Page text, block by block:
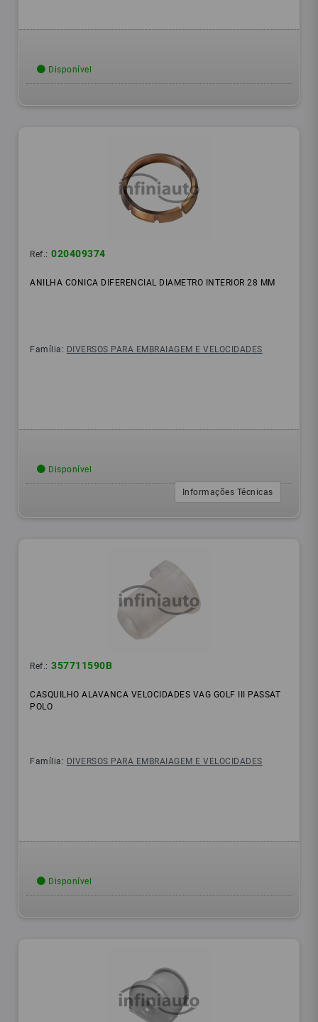
Disponível
Ref.: 020409374
ANILHA CONICA DIFERENCIAL DIAMETRO INTERIOR 28 MM
Família: DIVERSOS PARA EMBRAIAGEM E VELOCIDADES
Disponível
Informações Técnicas
Ref.: 357711590B
CASQUILHO ALAVANCA VELOCIDADES VAG GOLF III PASSAT
POLO
Família: DIVERSOS PARA EMBRAIAGEM E VELOCIDADES
Disponível